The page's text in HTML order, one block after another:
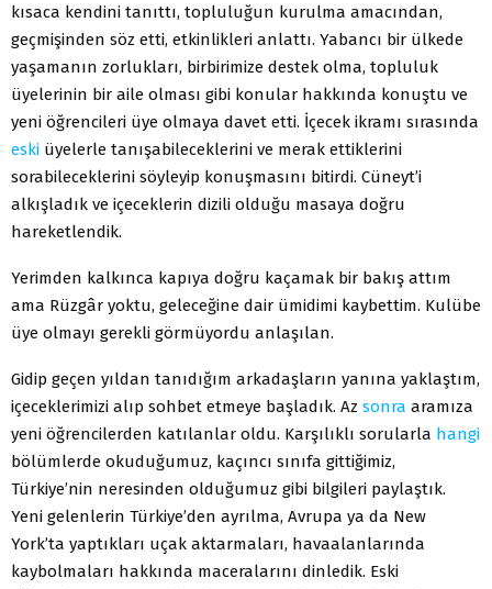
kısaca kendini tanıttı, topluluğun kurulma amacından,
geçmişinden söz etti, etkinlikleri anlattı. Yabancı bir ülkede
yaşamanın zorlukları, birbirimize destek olma, topluluk
üyelerinin bir aile olması gibi konular hakkında konuştu ve
yeni öğrencileri üye olmaya davet etti. İçecek ikramı sırasında
eski üyelerle tanışabileceklerini ve merak ettiklerini
sorabileceklerini söyleyip konuşmasını bitirdi. Cüneyt’i
alkışladık ve içeceklerin dizili olduğu masaya doğru
hareketlendik.
Yerimden kalkınca kapıya doğru kaçamak bir bakış attım
ama Rüzgâr yoktu, geleceğine dair ümidimi kaybettim. Kulübe
üye olmayı gerekli görmüyordu anlaşılan.
Gidip geçen yıldan tanıdığım arkadaşların yanına yaklaştım,
içeceklerimizi alıp sohbet etmeye başladık. Az sonra aramıza
yeni öğrencilerden katılanlar oldu. Karşılıklı sorularla hangi
bölümlerde okuduğumuz, kaçıncı sınıfa gittiğimiz,
Türkiye’nin neresinden olduğumuz gibi bilgileri paylaştık.
Yeni gelenlerin Türkiye’den ayrılma, Avrupa ya da New
York’ta yaptıkları uçak aktarmaları, havaalanlarında
kaybolmaları hakkında maceralarını dinledik. Eski